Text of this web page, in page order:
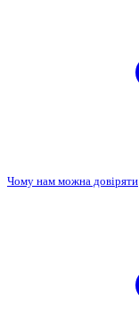
Чому нам можна довіряти